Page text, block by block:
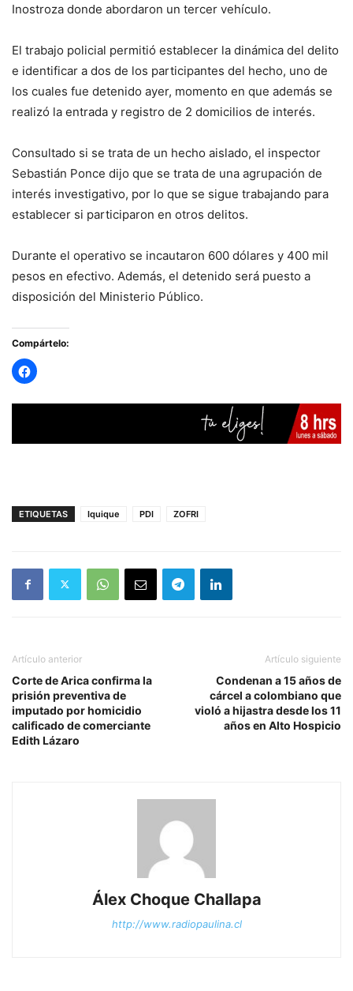
Inostroza donde abordaron un tercer vehículo.
El trabajo policial permitió establecer la dinámica del delito
e identificar a dos de los participantes del hecho, uno de
los cuales fue detenido ayer, momento en que además se
realizó la entrada y registro de 2 domicilios de interés.
Consultado si se trata de un hecho aislado, el inspector
Sebastián Ponce dijo que se trata de una agrupación de
interés investigativo, por lo que se sigue trabajando para
establecer si participaron en otros delitos.
Durante el operativo se incautaron 600 dólares y 400 mil
pesos en efectivo. Además, el detenido será puesto a
disposición del Ministerio Público.
Compártelo:
ETIQUETAS Iquique PDI ZOFRI
Artículo anterior
Corte de Arica confirma la
prisión preventiva de
imputado por homicidio
calificado de comerciante
Edith Lázaro
Artículo siguiente
Condenan a 15 años de
cárcel a colombiano que
violó a hijastra desde los 11
años en Alto Hospicio
Álex Choque Challapa
http://www.radiopaulina.cl